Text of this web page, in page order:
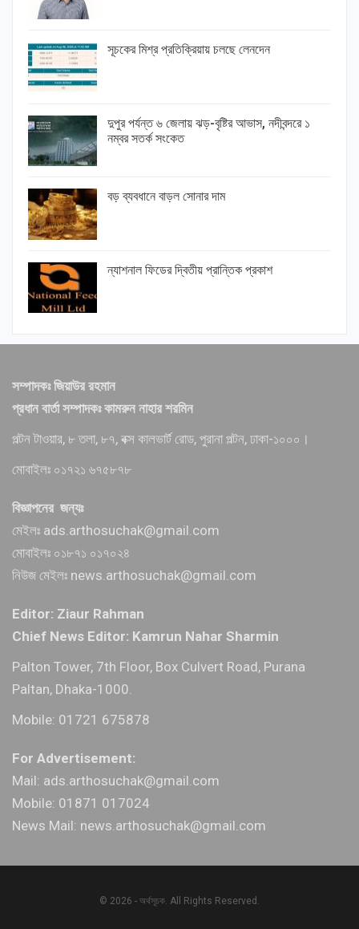
সূচকের মিশ্র প্রতিক্রিয়ায় চলছে লেনদেন
দুপুর পর্যন্ত ৬ জেলায় ঝড়-বৃষ্টির আভাস, নদীবন্দরে ১
নম্বর সতর্ক সংকেত
বড় ব্যবধানে বাড়ল সোনার দাম
ন্যাশনাল ফিডের দ্বিতীয় প্রান্তিক প্রকাশ
সম্পাদকঃ জিয়াউর রহমান
প্রধান বার্তা সম্পাদকঃ কামরুন নাহার শরমিন
পল্টন টাওয়ার, ৮ তলা, ৮৭, বক্স কালভার্ট রোড, পুরানা পল্টন, ঢাকা-১০০০।
মোবাইলঃ ০১৭২১ ৬৭৫৮৭৮
বিজ্ঞাপনের জন্যঃ
মেইলঃ ads.arthosuchak@gmail.com
মোবাইলঃ ০১৮৭১ ০১৭০২৪
নিউজ মেইলঃ news.arthosuchak@gmail.com
Editor: Ziaur Rahman
Chief News Editor: Kamrun Nahar Sharmin
Palton Tower, 7th Floor, Box Culvert Road, Purana
Paltan, Dhaka-1000.
Mobile: 01721 675878
For Advertisement:
Mail: ads.arthosuchak@gmail.com
Mobile: 01871 017024
News Mail: news.arthosuchak@gmail.com
© 2026 - অর্থসূচক. All Rights Reserved.